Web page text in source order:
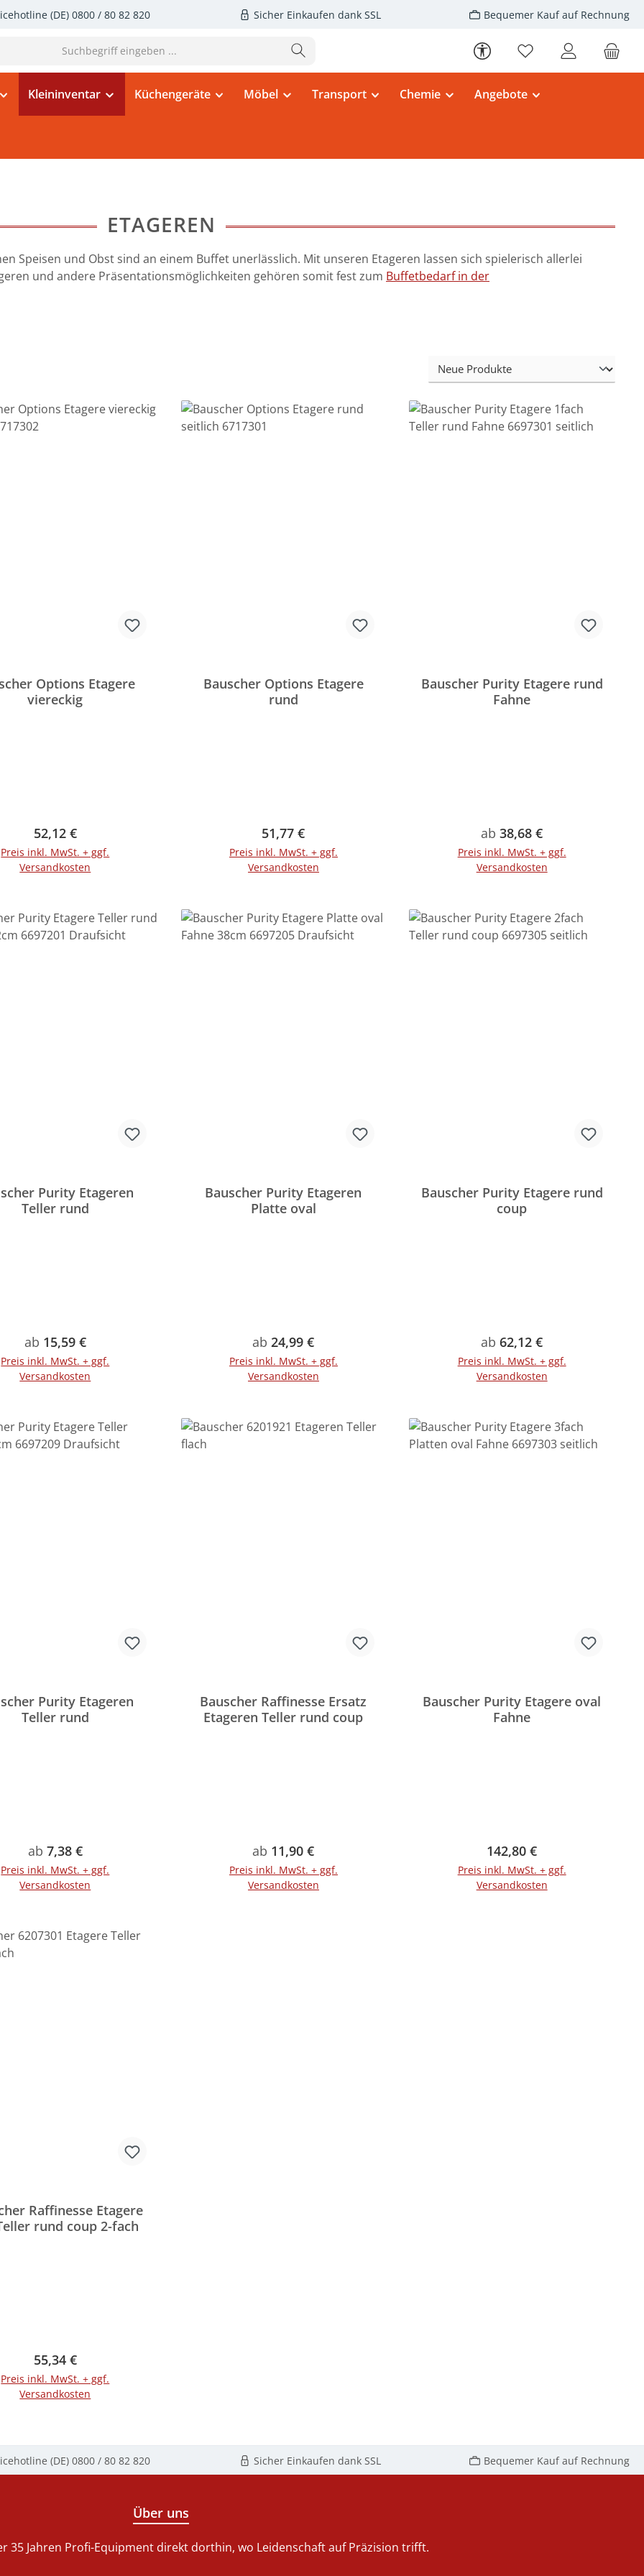
(DE) 0800 / 80 82 820 Sicher Einkaufen dank SSL Bequemer Kauf auf Rechnung
Werkzeugleiste anzeigen
Du hast 0 Produkte
Kleininventar Küchengeräte Möbel Transport Chemie Angebote
ETAGEREN
Speisen und Obst sind an einem Buffet unerlässlich. Mit unseren Etageren lassen sich spielerisch allerlei
und andere Präsentationsmöglichkeiten gehören somit fest zum Buffetbedarf in der
Options Etagere
viereckig
Regulärer Preis:
52,12 €
Preis inkl. MwSt. + ggf.
Versandkosten
Bauscher Options Etagere
rund
Regulärer Preis:
51,77 €
Preis inkl. MwSt. + ggf.
Versandkosten
Bauscher Purity Etagere rund
Fahne
Regulärer Preis:
ab38,68 €
Preis inkl. MwSt. + ggf.
Versandkosten
Purity Etageren
Teller rund
Regulärer Preis:
ab 15,59 €
Preis inkl. MwSt. + ggf.
Versandkosten
Bauscher Purity Etageren
Platte oval
Regulärer Preis:
ab24,99 €
Preis inkl. MwSt. + ggf.
Versandkosten
Bauscher Purity Etagere rund
coup
Regulärer Preis:
ab62,12 €
Preis inkl. MwSt. + ggf.
Versandkosten
Purity Etageren
Teller rund
Regulärer Preis:
ab 7,38 €
Preis inkl. MwSt. + ggf.
Versandkosten
Bauscher Raffinesse Ersatz
Etageren Teller rund coup
Regulärer Preis:
ab 11,90 €
Preis inkl. MwSt. + ggf.
Versandkosten
Bauscher Purity Etagere oval
Fahne
Regulärer Preis:
142,80 €
Preis inkl. MwSt. + ggf.
Versandkosten
Raffinesse Etagere
rund coup 2-fach
Regulärer Preis:
55,34 €
Preis inkl. MwSt. + ggf.
Versandkosten
(DE) 0800 / 80 82 820 Sicher Einkaufen dank SSL Bequemer Kauf auf Rechnung
Über uns
35 Jahren Profi-Equipment direkt dorthin, wo Leidenschaft auf Präzision trifft.